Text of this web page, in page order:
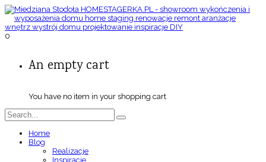
0
An empty cart
You have no item in your shopping cart
Home
Blog
Realizacje
Inspiracje